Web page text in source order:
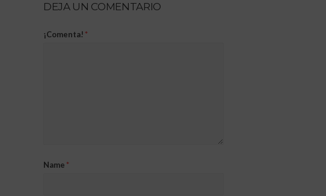
DEJA UN COMENTARIO
¡Comenta! *
Name *